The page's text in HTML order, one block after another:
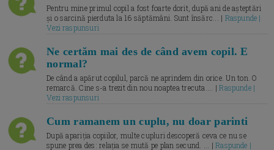
Pentru mine primul copil a fost foarte dorit, după ani de așteptări
și o sarcină pierduta la 16 săptămâni. Sunt însărc... | Raspunde |
Vezi raspunsuri
Ne certăm mai des de când avem copil. E
normal?
De când a apărut copilul, parcă ne aprindem din orice. Un ton. O
remarcă. Cine s-a trezit din nou noaptea trecuta.... |Raspunde |
Vezi raspunsuri
Cum ramanem un cuplu, nu doar parinti
După apariția copiilor, multe cupluri descoperă ceva ce nu se
spune prea des: relația se mută pe plan secund. ... |Raspunde |